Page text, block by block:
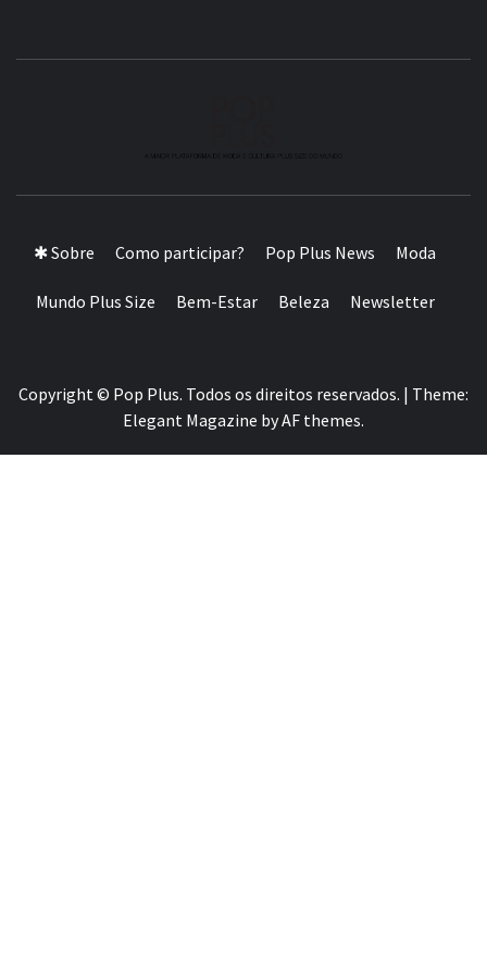
✱ Sobre Como participar? Pop Plus News Moda
Mundo Plus Size Bem-Estar Beleza Newsletter
Copyright © Pop Plus. Todos os direitos reservados. | Theme:
Elegant Magazine byAF themes.